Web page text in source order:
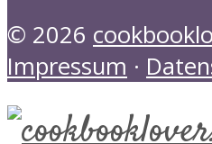
© 2026
Impressum ·